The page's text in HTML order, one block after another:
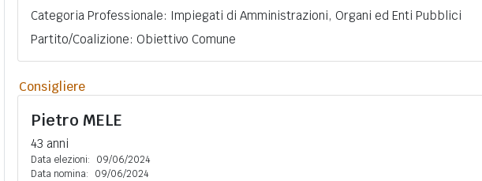
Categoria Professionale: Impiegati di Amministrazioni, Organi ed Enti Pubblici
Partito/Coalizione: Obiettivo Comune
Consigliere
Pietro MELE
43 anni
Data elezioni:
09/06/2024
Data nomina:
09/06/2024